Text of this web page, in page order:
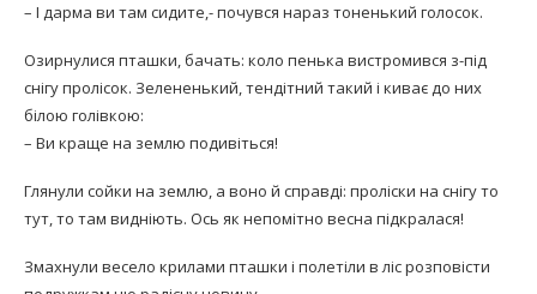
– І дарма ви там сидите,- почувся нараз тоненький голосок.
Озирнулися пташки, бачать: коло пенька вистромився з-під
снігу пролісок. Зелененький, тендітний такий і киває до них
білою голівкою:
– Ви краще на землю подивіться!
Глянули сойки на землю, а воно й справді: проліски на снігу то
тут, то там видніють. Ось як непомітно весна підкралася!
Змахнули весело крилами пташки і полетіли в ліс розповісти